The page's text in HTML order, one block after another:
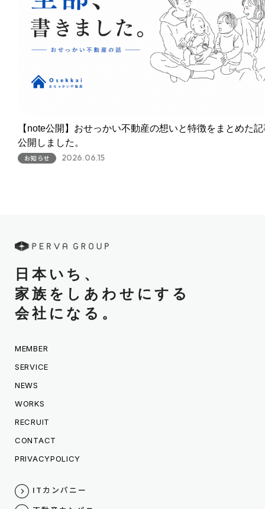
【note公開】おせっかい不動産の想いと特徴をまとめた
公開しました。
お知らせ 2026.06.15
日本いち、
家族をしあわせにする
会社になる。
MEMBER
SERVICE
NEWS
WORKS
RECRUIT
CONTACT
PRIVACYPOLICY
ITカンパニー